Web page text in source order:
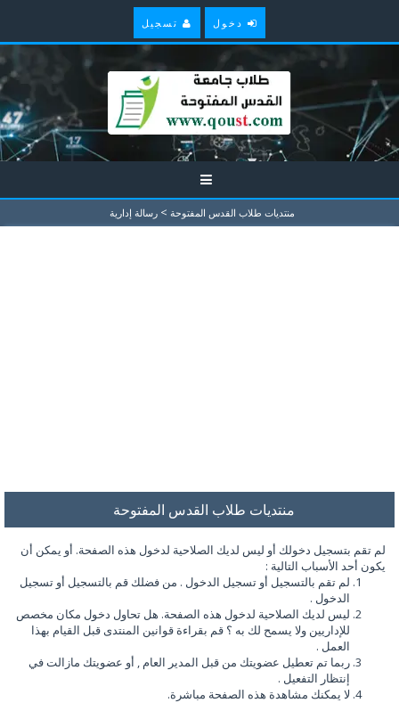
دخول تسجيل
منتديات طلاب القدس المفتوحة > رسالة إدارية
منتديات طلاب القدس المفتوحة
لم تقم بتسجيل دخولك أو ليس لديك الصلاحية لدخول هذه الصفحة. أو يمكن أن
يكون أحد الأسباب التالية :
لم تقم بالتسجيل أو تسجيل الدخول . من فضلك قم بالتسجيل أو تسجيل
الدخول .
ليس لديك الصلاحية لدخول هذه الصفحة. هل تحاول دخول مكان مخصص
للإداريين ولا يسمح لك به ؟ قم بقراءة قوانين المنتدى قبل القيام بهذا
العمل .
ربما تم تعطيل عضويتك من قبل المدير العام , أو عضويتك مازالت في
إنتظار التفعيل .
لا يمكنك مشاهدة هذه الصفحة مباشرة.